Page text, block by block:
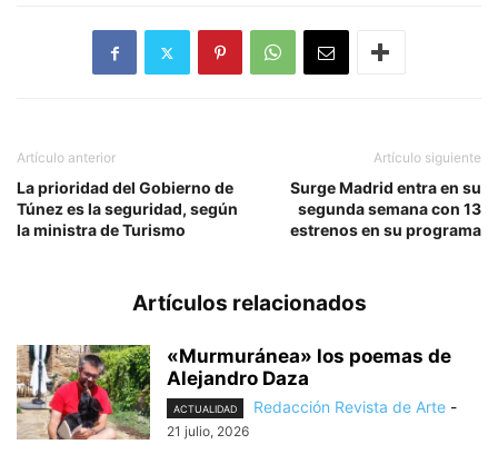
Artículo anterior
La prioridad del Gobierno de
Túnez es la seguridad, según
la ministra de Turismo
Artículo siguiente
Surge Madrid entra en su
segunda semana con 13
estrenos en su programa
Artículos relacionados
«Murmuránea» los poemas de
Alejandro Daza
ACTUALIDAD Redacción Revista de Arte -
21 julio, 2026